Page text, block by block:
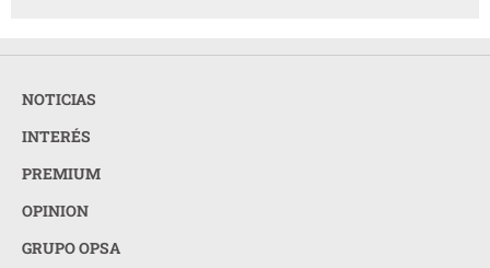
NOTICIAS
INTERÉS
PREMIUM
OPINION
GRUPO OPSA